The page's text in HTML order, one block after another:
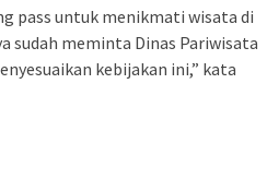
pass untuk menikmati wisata di
sudah meminta Dinas Pariwisata
kebijakan ini,” kata